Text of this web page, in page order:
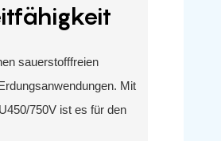
sauerstofffreien
Mit
750V ist es für den